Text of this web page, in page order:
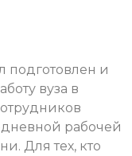
и
вуза в
рабочей
Для тех, кто